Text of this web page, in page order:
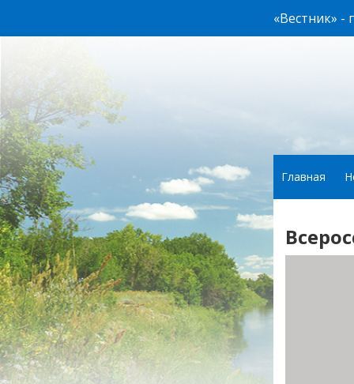
«Вестник» -
Главная